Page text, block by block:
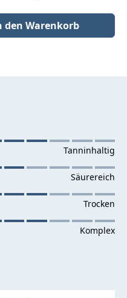
Wert ein oder benutze
den Warenkorb